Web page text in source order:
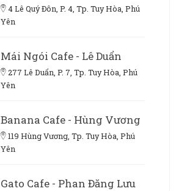
4 Lê Quý Đôn, P. 4, Tp. Tuy Hòa, Phú
Yên
Mái Ngói Cafe - Lê Duẩn
277 Lê Duẩn, P. 7, Tp. Tuy Hòa, Phú
Yên
Banana Cafe - Hùng Vương
119 Hùng Vương, Tp. Tuy Hòa, Phú
Yên
Gato Cafe - Phan Đăng Lưu